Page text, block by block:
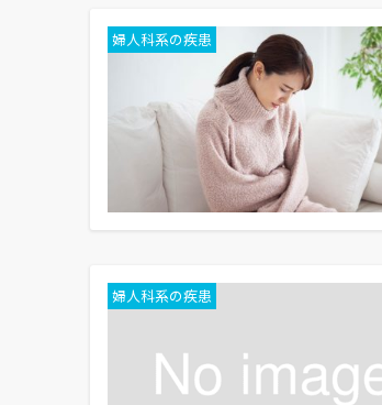
婦人科系の疾患
婦人科系の疾患